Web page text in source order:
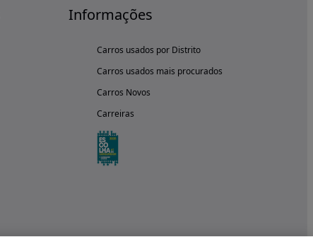
Informações
Carros usados por Distrito
Carros usados mais procurados
Carros Novos
Carreiras